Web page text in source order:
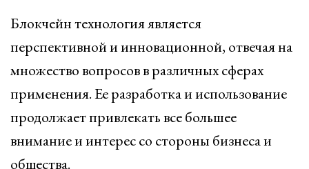
Блокчейн технология является
перспективной и инновационной, отвечая на
множество вопросов в различных сферах
применения. Ее разработка и использование
продолжает привлекать все большее
внимание и интерес со стороны бизнеса и
общества.